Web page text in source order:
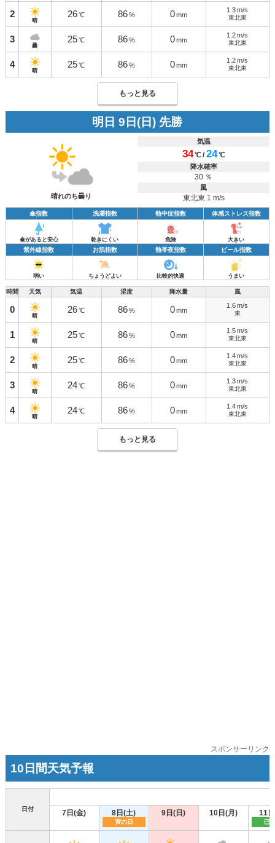
2
晴
26 ℃ 86 % 0 mm
1.3 m/s
東北東
3
曇
25 ℃ 86 % 0 mm
1.2 m/s
東北東
4
晴
25 ℃ 86 % 0 mm
1.2 m/s
東北東
もっと見る
明日 9日(日) 先勝
晴れのち曇り
気温
34℃ /24℃
降水確率
30 ％
風
東北東 1 m/s
傘指数 洗濯指数 熱中症指数 体感ストレス指数
傘があると安心 乾きにくい 危険 大きい
紫外線指数 お肌指数 熱帯夜指数 ビール指数
弱い ちょうどよい 比較的快適 うまい
時間 天気 気温 湿度 降水量 風
0
晴
26 ℃ 86 % 0 mm
1.6 m/s
東
1
晴
25 ℃ 86 % 0 mm
1.5 m/s
東北東
2
晴
25 ℃ 86 % 0 mm
1.4 m/s
東北東
3
晴
24 ℃ 86 % 0 mm
1.3 m/s
東北東
4
晴
24 ℃ 86 % 0 mm
1.4 m/s
東北東
もっと見る
スポンサーリンク
10日間天気予報
日付 7日(金) 8日(土)
寅の日
9日(日) 10日(月) 11
巳